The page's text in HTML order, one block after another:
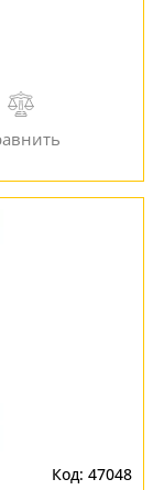
47048